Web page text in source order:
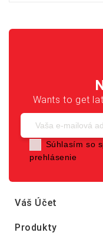
Wants to get
Súhlasím so
prehlásenie
Váš Účet
Produkty